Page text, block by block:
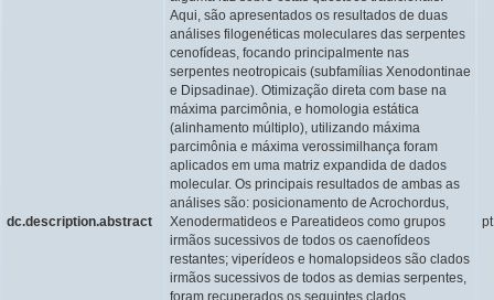
dc.description.abstract
Aqui, são apresentados os resultados de duas
análises filogenéticas moleculares das serpentes
cenofídeas, focando principalmente nas
serpentes neotropicais (subfamílias Xenodontinae
e Dipsadinae). Otimização direta com base na
máxima parcimônia, e homologia estática
(alinhamento múltiplo), utilizando máxima
parcimônia e máxima verossimilhança foram
aplicados em uma matriz expandida de dados
molecular. Os principais resultados de ambas as
análises são: posicionamento de Acrochordus,
Xenodermatideos e Pareatideos como grupos
irmãos sucessivos de todos os caenofídeos
restantes; viperídeos e homalopsideos são clados
irmãos sucessivos de todos as demias serpentes,
foram recuperados os seguintes clados
pt